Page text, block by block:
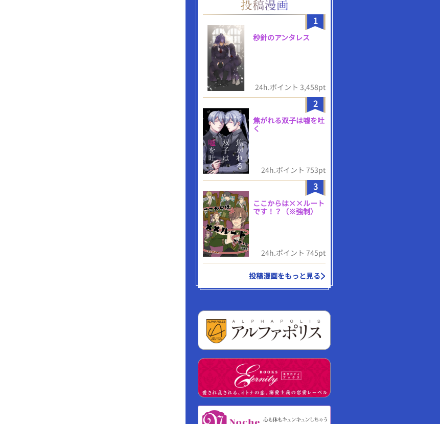
1
秒針のアンタレス
24h.ポイント 3,458pt
2
焦がれる双子は嘘を吐
く
24h.ポイント 753pt
3
ここからは××ルート
です！？（※強制）
24h.ポイント 745pt
投稿漫画をもっと見る